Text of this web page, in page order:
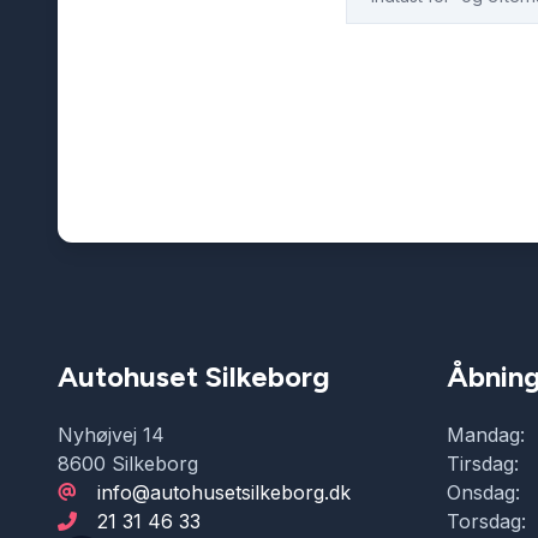
Autohuset Silkeborg
Nyhøjvej 14
8600 Silkeborg
info@autohusetsilkeborg.dk
21 31 46 33
Mandag:
Tirsdag:
Onsdag:
Torsdag: